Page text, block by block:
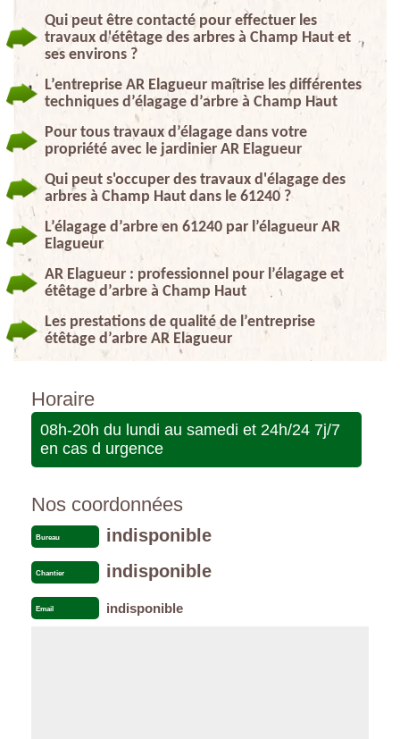
Qui peut être contacté pour effectuer les
travaux d'étêtage des arbres à Champ Haut et
ses environs ?
L’entreprise AR Elagueur maîtrise les différentes
techniques d’élagage d’arbre à Champ Haut
Pour tous travaux d’élagage dans votre
propriété avec le jardinier AR Elagueur
Qui peut s'occuper des travaux d'élagage des
arbres à Champ Haut dans le 61240 ?
L’élagage d’arbre en 61240 par l’élagueur AR
Elagueur
AR Elagueur : professionnel pour l’élagage et
étêtage d’arbre à Champ Haut
Les prestations de qualité de l’entreprise
étêtage d’arbre AR Elagueur
Horaire
08h-20h du lundi au samedi et 24h/24 7j/7
en cas d urgence
Nos coordonnées
Bureau indisponible
Chantier indisponible
Email indisponible